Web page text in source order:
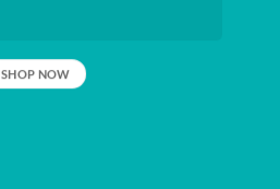
SHOP NOW